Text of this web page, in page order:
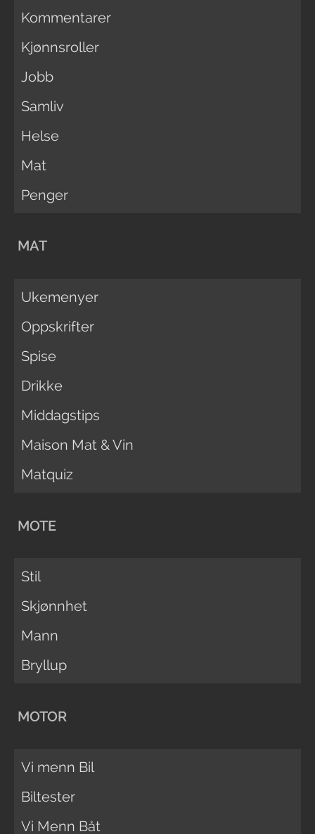
Kommentarer
Kjønnsroller
Jobb
Samliv
Helse
Mat
Penger
MAT
Ukemenyer
Oppskrifter
Spise
Drikke
Middagstips
Maison Mat & Vin
Matquiz
MOTE
Stil
Skjønnhet
Mann
Bryllup
MOTOR
Vi menn Bil
Biltester
Vi Menn Båt